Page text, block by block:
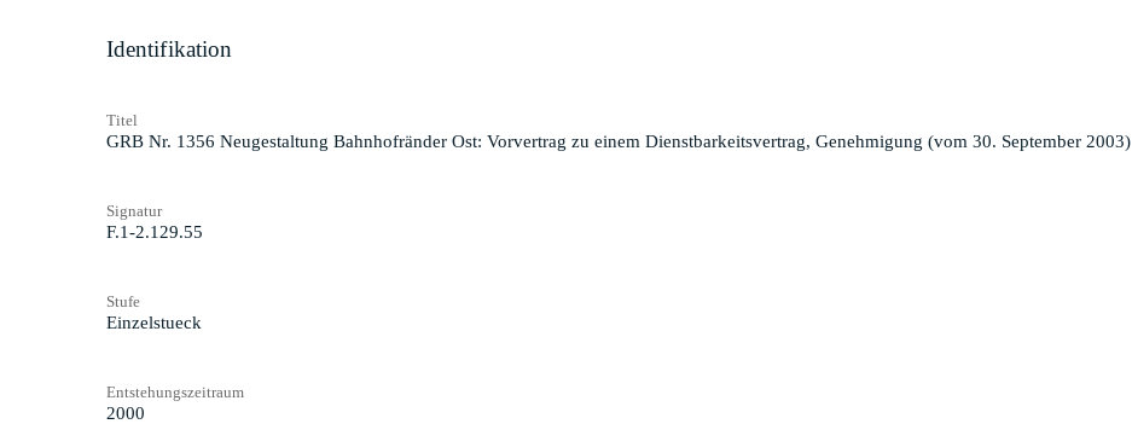
Identifikation
Titel
GRB Nr. 1356 Neugestaltung Bahnhofränder Ost: Vorvertrag zu einem Dienstbarkeitsvertrag, Genehmigung (vom 30. September 2003)
Signatur
F.1-2.129.55
Stufe
Einzelstueck
Entstehungszeitraum
2000